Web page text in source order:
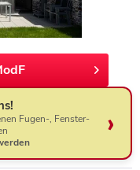
Fugen-, Fenster-